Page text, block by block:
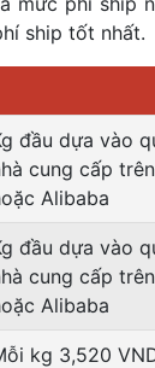
ship tốt nhất.
đầu dựa vào
cung cấp
Alibaba
đầu dựa vào
cung cấp
Alibaba
kg 3,520